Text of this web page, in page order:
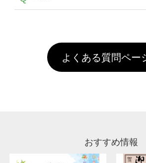
文回数により会員ランク割
頂いても、ログインがされ
クにカウントがされません。
を塗布しており、短納期・
害な性質で、水洗いで落と
お手数ですが、お客様ご自
していただけますようお願
通常注文・直送機能でのご
像(JPEG,PNG,GIF,PDF)に
引」などによるお値引きで
場合は送料がかかりますの
い。
よくある質問ペー
おすすめ情報